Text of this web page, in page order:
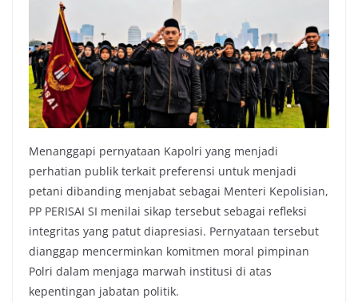
Menanggapi pernyataan Kapolri yang menjadi
perhatian publik terkait preferensi untuk menjadi
petani dibanding menjabat sebagai Menteri Kepolisian,
PP PERISAI SI menilai sikap tersebut sebagai refleksi
integritas yang patut diapresiasi. Pernyataan tersebut
dianggap mencerminkan komitmen moral pimpinan
Polri dalam menjaga marwah institusi di atas
kepentingan jabatan politik.